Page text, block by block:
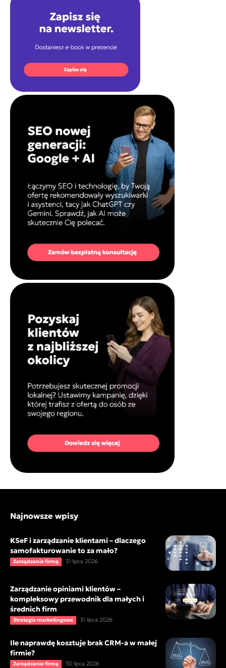
Najnowsze wpisy
KSeF i zarządzanie klientami – dlaczego
samofakturowanie to za mało?
Zarządzanie firmą 31 lipca 2026
Zarządzanie opiniami klientów –
kompleksowy przewodnik dla małych i
średnich firm
Strategia marketingowa 31 lipca 2026
Ile naprawdę kosztuje brak CRM-a w małej
firmie?
Zarządzanie firmą 30 lipca 2026